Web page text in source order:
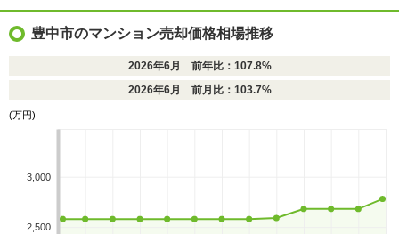
豊中市のマンション売却価格相場推移
2026年6月 前年比：107.8%
2026年6月 前月比：103.7%
(万円)
3,000
2,500